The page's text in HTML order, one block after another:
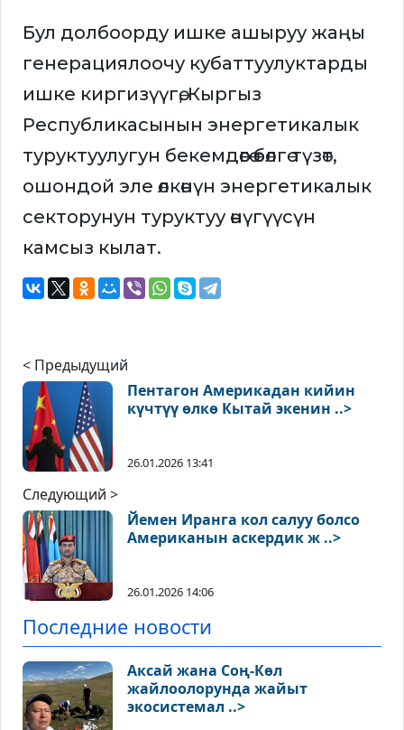
Бул долбоорду ишке ашыруу жаңы
генерациялоочу кубаттуулуктарды
ишке киргизүүгө, Кыргыз
Республикасынын энергетикалык
туруктуулугун бекемдөөгө өбөлгө түзөт,
ошондой эле өлкөнүн энергетикалык
секторунун туруктуу өнүгүүсүн
камсыз кылат.
< Предыдущий
Пентагон Америкадан кийин
күчтүү өлкө Кытай экенин ..>
26.01.2026 13:41
Следующий >
Йемен Иранга кол салуу болсо
Американын аскердик ж ..>
26.01.2026 14:06
Последние новости
Аксай жана Соң-Көл
жайлоолорунда жайыт
экосистемал ..>